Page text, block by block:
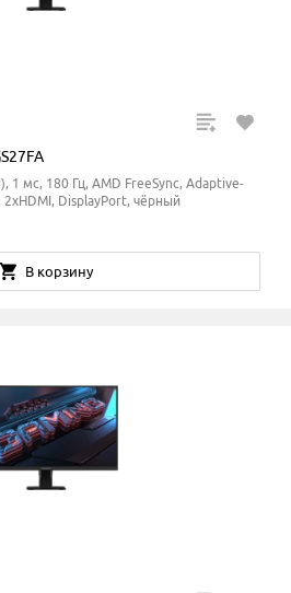
1 мс, 180 Гц, AMD FreeSync, Adaptive-
DisplayPort, чёрный
В корзину